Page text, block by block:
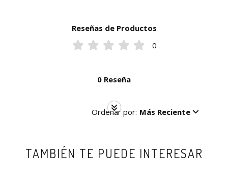
Reseñas de Productos
0
0 Reseña
Ordenar por: Más Reciente
TAMBIÉN TE PUEDE INTERESAR